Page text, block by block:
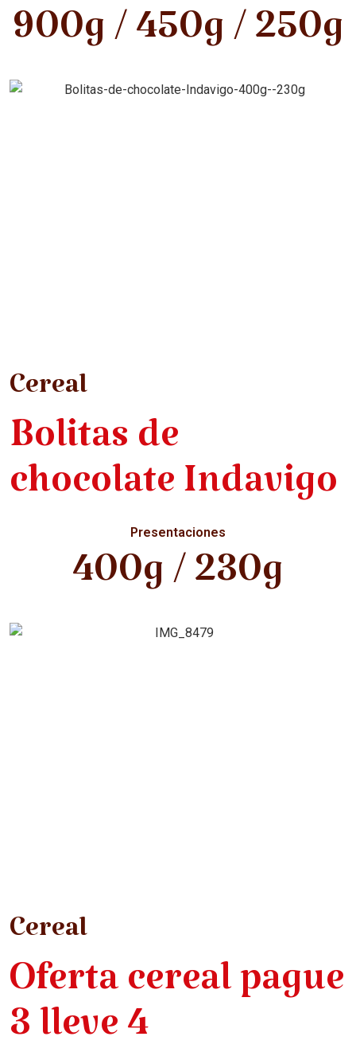
900g / 450g / 250g
Cereal
Bolitas de
chocolate Indavigo
Presentaciones
400g / 230g
Cereal
Oferta cereal pague
3 lleve 4